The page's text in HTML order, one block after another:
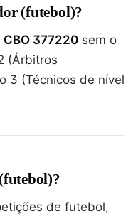
(futebol)?
CBO 377220 sem o
(Árbitros
3 (Técnicos de nível
de futebol,